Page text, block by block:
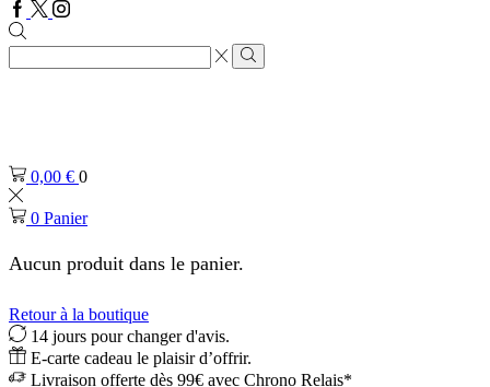
Facebook
TwitterInstagram
Zone
de
Rechercher
0,00 € 0
0 Panier
Aucun produit dans le panier.
Retour à la boutique
14 jours pour changer d'avis.
E-carte cadeau le plaisir d’offrir.
Livraison offerte dès 99€ avec Chrono Relais*